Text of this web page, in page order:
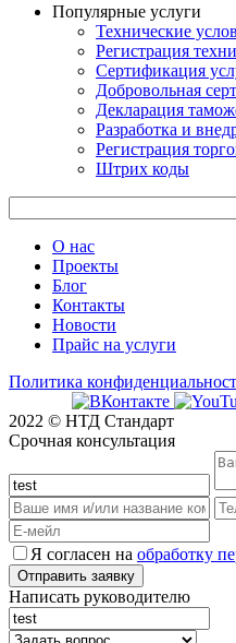
Популярные услуги
Технические
Регистрация
Сертификация
Добровольная
Декларация
Разработка и
Регистрация
Штрих коды
О нас
Проекты
Блог
Контакты
Новости
Прайс на услуги
Политика
2022 © НТД Стандарт
Срочная консультация
Я согласен на обработку
Написать руководителю